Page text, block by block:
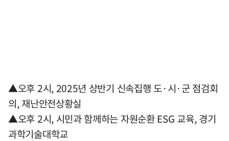
▲오후 2시, 2025년 상반기 신속집행 도·시·군 점검회
의, 재난안전상황실
▲오후 2시, 시민과 함께하는 자원순환 ESG 교육, 경기
과학기술대학교